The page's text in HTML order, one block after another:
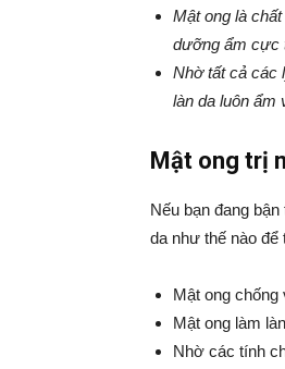
Mật ong là
dưỡng ẩm cực
Nhờ tất cả các
làn da luôn ẩm
Mật ong trị
Nếu bạn đang
da như thế nào để
Mật ong
Mật ong làm
Nhờ các tính